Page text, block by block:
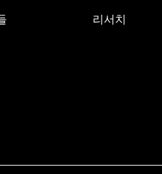
리서치